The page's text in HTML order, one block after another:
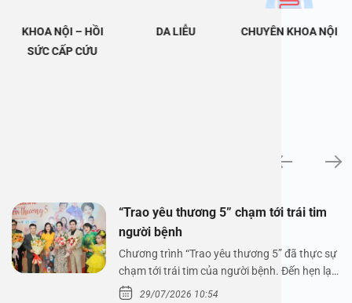
KHOA NỘI – HỒI
SỨC CẤP CỨU
DA LIỄU CHUYÊN KHOA NỘI
“Trao yêu thương 5” chạm tới trái tim
người bệnh
Chương trình “Trao yêu thương 5” đã thực sự
chạm tới trái tim của người bệnh. Đến hẹn lại
lên,…29/07/2026 10:54